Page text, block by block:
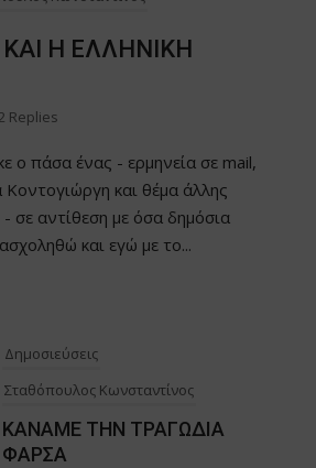
ΚΑΙ Η ΕΛΛΗΝΙΚΗ
Replies
ο πάσα ένας - ερμηνεία σε mail,
Κοντογιώργη και θέμα άλλης
σε αντίθεση με όσα δημόσια
και εγώ με το...
Δημοσιεύσεις
Σταθόπουλος Κωνσταντίνος
ΚΑΝΑΜΕ ΤΗΝ ΤΡΑΓΩΔΙΑ
ΦΑΡΣΑ